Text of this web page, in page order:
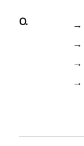
O. →
→
→
→